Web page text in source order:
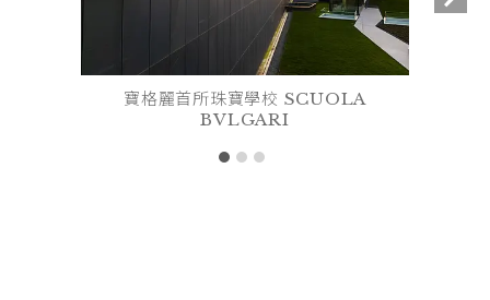
寶格麗首所珠寶學校 SCUOLA
BVLGARI